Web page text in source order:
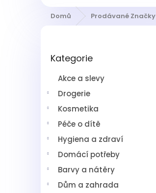
Domů Prodávané Značky
kategorie
Kategorie
Akce a slevy
Drogerie
Kosmetika
Péče o dítě
Hygiena a zdraví
Domácí potřeby
Barvy a nátěry
Dům a zahrada